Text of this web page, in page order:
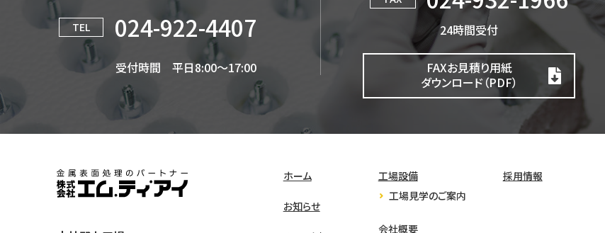
TEL 024-922-4407
受付時間 平日8:00～17:00
24時間受付
FAXお見積り用紙
ダウンロード（PDF）
ホーム
お知らせ
工場設備
工場見学のご案内
会社概要
採用情報